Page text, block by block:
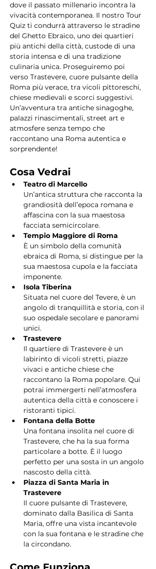
dove il passato millenario incontra la
vivacità contemporanea. Il nostro Tour
Quiz ti condurrà attraverso le stradine
del Ghetto Ebraico, uno dei quartieri
più antichi della città, custode di una
storia intensa e di una tradizione
culinaria unica. Proseguiremo poi
verso Trastevere, cuore pulsante della
Roma più verace, tra vicoli pittoreschi,
chiese medievali e scorci suggestivi.
Un’avventura tra antiche sinagoghe,
palazzi rinascimentali, street art e
atmosfere senza tempo che
raccontano una Roma autentica e
sorprendente!
Cosa Vedrai
Teatro di Marcello
Un’antica struttura che racconta la
grandiosità dell’epoca romana e
affascina con la sua maestosa
facciata semicircolare.
Tempio Maggiore di Roma
È un simbolo della comunità
ebraica di Roma, si distingue per la
sua maestosa cupola e la facciata
imponente.
Isola Tiberina
Situata nel cuore del Tevere, è un
angolo di tranquillità e storia, con il
suo ospedale secolare e panorami
unici.
Trastevere
Il quartiere di Trastevere è un
labirinto di vicoli stretti, piazze
vivaci e antiche chiese che
raccontano la Roma popolare. Qui
potrai immergerti nell’atmosfera
autentica della città e conoscere i
ristoranti tipici.
Fontana della Botte
Una fontana insolita nel cuore di
Trastevere, che ha la sua forma
particolare a botte. È il luogo
perfetto per una sosta in un angolo
nascosto della città.
Piazza di Santa Maria in
Trastevere
Il cuore pulsante di Trastevere,
dominato dalla Basilica di Santa
Maria, offre una vista incantevole
con la sua fontana e le stradine che
la circondano.